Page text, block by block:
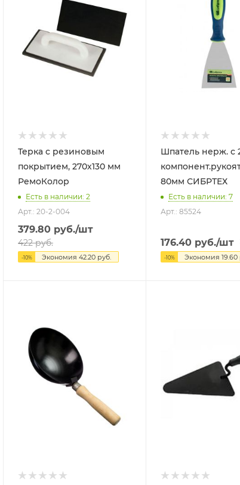
Терка с резиновым
покрытием, 270х130 мм
РемоКолор
Есть в наличии: 2
Арт.: 20-2-004
379.80 руб./шт
422руб.
-10% Экономия 42.20 руб.
Шпатель нерж. с
80мм СИБРТЕХ
Есть в наличии: 7
Арт.: 85524
176.40 руб./шт
-10% Экономия19.60